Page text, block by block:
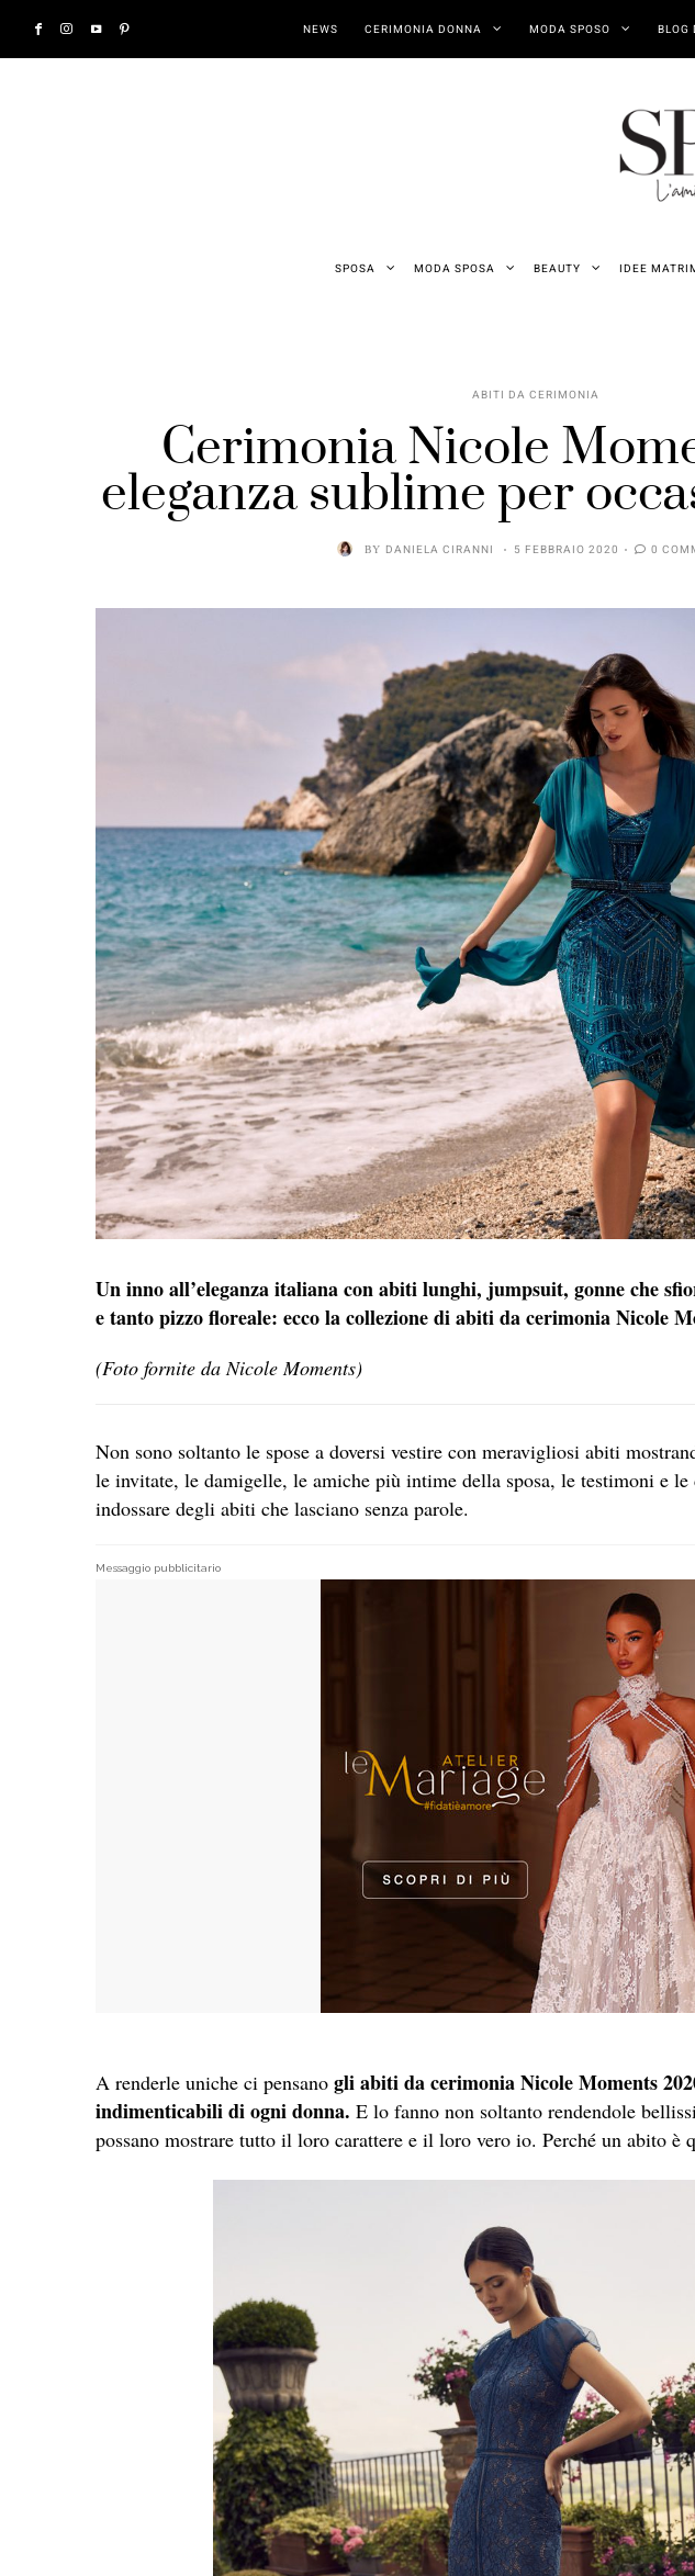
NEWS CERIMONIA DONNA MODA SPOSO BLOG
SPOSA MODA SPOSA BEAUTY IDEE
ABITI DA CERIMONIA
Cerimonia Nicole
eleganza sublime per
BY DANIELA CIRANNI 5 FEBBRAIO 2020 0
Un inno all’eleganza italiana con abiti lunghi, jumpsuit, gonne che
e tanto pizzo floreale: ecco la collezione di abiti da cerimonia Nicole
(Foto fornite da Nicole Moments)
Non sono soltanto le spose a doversi vestire con meravigliosi abiti
le invitate, le damigelle, le amiche più intime della sposa, le testimoni e
indossare degli abiti che lasciano senza parole.
Messaggio pubblicitario
A renderle uniche ci pensano gli abiti da cerimonia Nicole Moments
indimenticabili di ogni donna. E lo fanno non soltanto rendendole
possano mostrare tutto il loro carattere e il loro vero io. Perché un abito è